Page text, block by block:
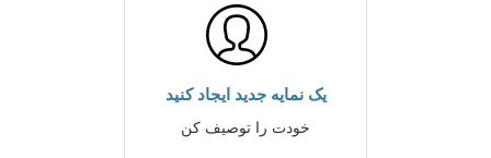
یک نمایه جدید ایجاد کنید
خودت را توصیف کن